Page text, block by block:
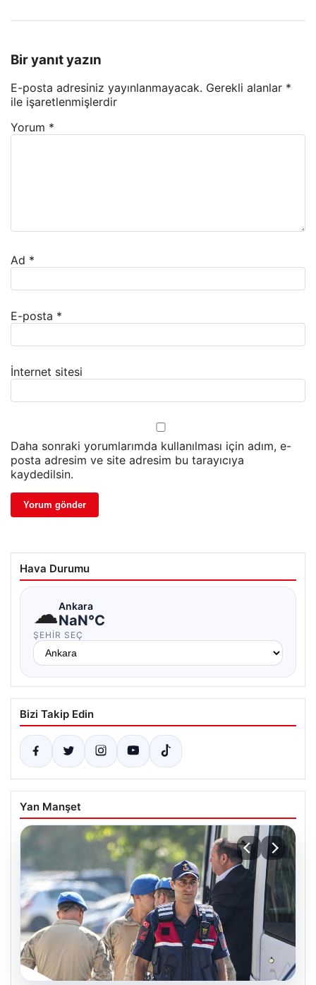
Bir yanıt yazın
E-posta adresiniz yayınlanmayacak. Gerekli alanlar *
ile işaretlenmişlerdir
Yorum *
Ad *
E-posta *
İnternet sitesi
Daha sonraki yorumlarımda kullanılması için adım, e-
posta adresim ve site adresim bu tarayıcıya
kaydedilsin.
Hava Durumu
☁Ankara
NaN°C
ŞEHIR SEÇ
Bizi Takip Edin
Yan Manşet